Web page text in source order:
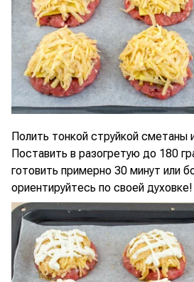
Полить тонкой струйкой сметаны
Поставить в разогретую до 180
готовить примерно 30 минут или
ориентируйтесь по своей духовке!